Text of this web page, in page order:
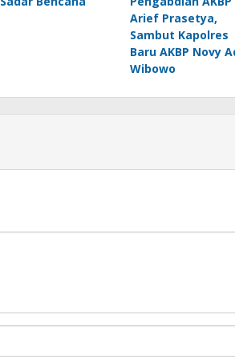
Arief Prasetya,
Sambut Kapolres
Baru AKBP Novy
Wibowo